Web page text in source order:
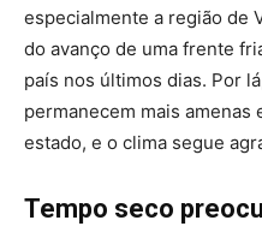
especialmente a região de
do avanço de uma frente
país nos últimos dias. Por
permanecem mais amenas
estado, e o clima segue
Tempo seco